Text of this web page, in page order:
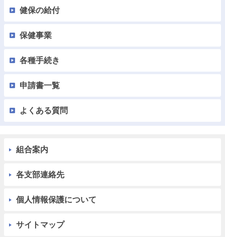
健保の給付
保健事業
各種手続き
申請書一覧
よくある質問
組合案内
各支部連絡先
個人情報保護について
サイトマップ